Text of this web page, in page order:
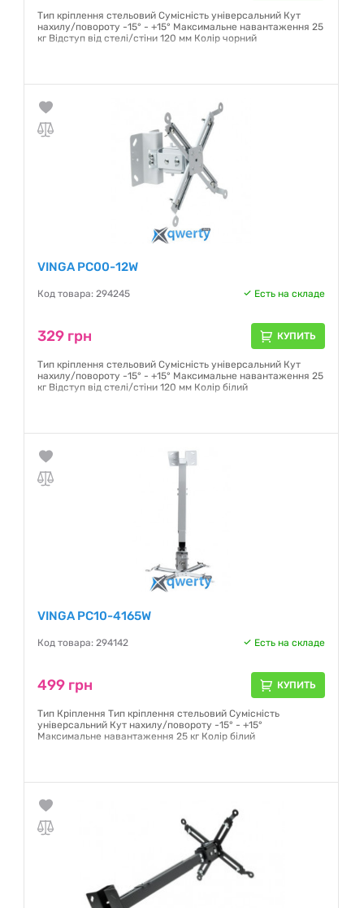
Тип кріплення стельовий Сумісність універсальний Кут
нахилу/повороту -15° - +15° Максимальне навантаження 25
кг Відступ від стелі/стіни 120 мм Колір чорний
VINGA PC00-12W
Код товара: 294245 Есть на складе
329 грн КУПИТЬ
Тип кріплення стельовий Сумісність універсальний Кут
нахилу/повороту -15° - +15° Максимальне навантаження 25
кг Відступ від стелі/стіни 120 мм Колір білий
VINGA PC10-4165W
Код товара: 294142 Есть на складе
499 грн КУПИТЬ
Тип Кріплення Тип кріплення стельовий Сумісність
універсальний Кут нахилу/повороту -15° - +15°
Максимальне навантаження 25 кг Колір білий